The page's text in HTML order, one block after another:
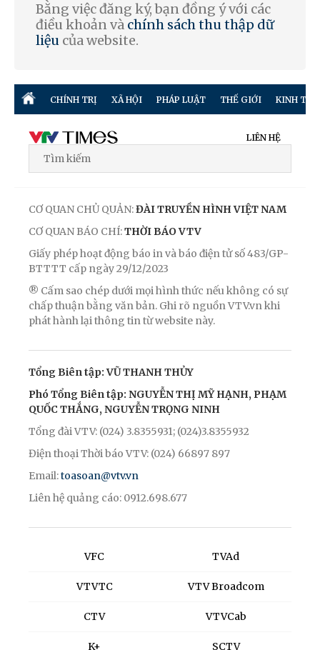
Bằng việc đăng ký, bạn đồng ý với các
điều khoản và chính sách thu thập dữ
liệu của website.
CHÍNH TRỊ XÃ HỘI PHÁP LUẬT THẾ GIỚI KINH TẾ
LIÊN HỆ
CƠ QUAN CHỦ QUẢN:ĐÀI TRUYỀN HÌNH VIỆT NAM
CƠ QUAN BÁO CHÍ:THỜI BÁO VTV
Giấy phép hoạt động báo in và báo điện tử số 483/GP-
BTTTT cấp ngày 29/12/2023
® Cấm sao chép dưới mọi hình thức nếu không có sự
chấp thuận bằng văn bản. Ghi rõ nguồn VTV.vn khi
phát hành lại thông tin từ website này.
Tổng Biên tập: VŨ THANH THỦY
Phó Tổng Biên tập: NGUYỄN THỊ MỸ HẠNH, PHẠM
QUỐC THẮNG, NGUYỄN TRỌNG NINH
Tổng đài VTV: (024) 3.8355931; (024)3.8355932
Điện thoại Thời báo VTV: (024) 66897 897
Email:toasoan@vtv.vn
Liên hệ quảng cáo: 0912.698.677
VFC
VTVTC
CTV
K+
TVAd
VTV Broadcom
VTVCab
SCTV